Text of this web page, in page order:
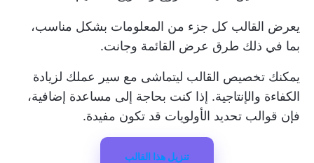
يعرض القالب كل جزء من المعلومات بشكل مناسب،
بما في ذلك طرق عرض القائمة وجانت.
يمكنك تخصيص القالب ليتماشى مع سير عملك لزيادة
الكفاءة والإنتاجية. إذا كنت بحاجة إلى مساعدة إضافية،
فإن قوالب تحديد الأولويات قد تكون مفيدة.
تنزيل هذا القالب